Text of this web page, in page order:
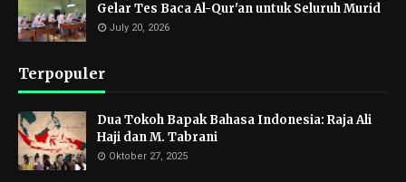
Gelar Tes Baca Al-Qur'an untuk Seluruh Murid
July 20, 2026
Terpopuler
Dua Tokoh Bapak Bahasa Indonesia: Raja Ali
Haji dan M. Tabrani
Oktober 27, 2025